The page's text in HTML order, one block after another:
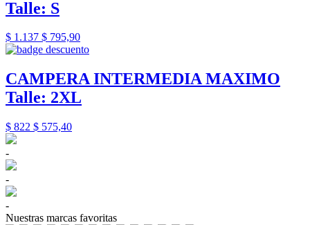
Talle: S
$ 1.137 $ 795,90
CAMPERA INTERMEDIA MAXIMO
Talle: 2XL
$ 822 $ 575,40
-
-
-
Nuestras marcas favoritas